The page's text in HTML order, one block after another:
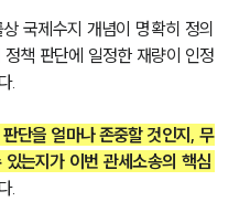
국제수지 개념이 명확히 정의
책 판단에 일정한 재량이 인정
.
단을 얼마나 존중할 것인지, 무
는지가 이번 관세소송의 핵심
.